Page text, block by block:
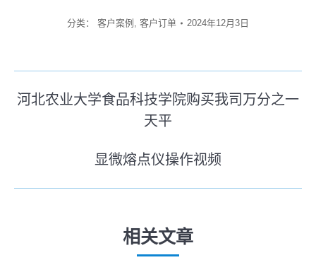
分类： 客户案例 , 客户订单 2024年12月3日
历
的
河北农业大学食品科技学院购买我司万分之一
天平
未
来
文
章：
显微熔点仪操作视频
相关文章